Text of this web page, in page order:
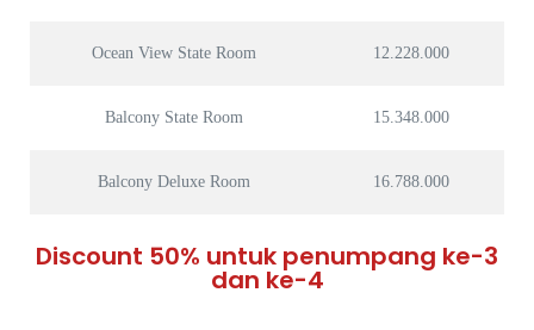
Ocean View State Room 12.228.000
Balcony State Room 15.348.000
Balcony Deluxe Room 16.788.000
Discount 50% untuk penumpang ke-3
dan ke-4